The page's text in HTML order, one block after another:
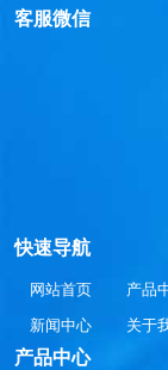
客服微信
快速导航
网站首页 产品
新闻中心
关于
产品中心